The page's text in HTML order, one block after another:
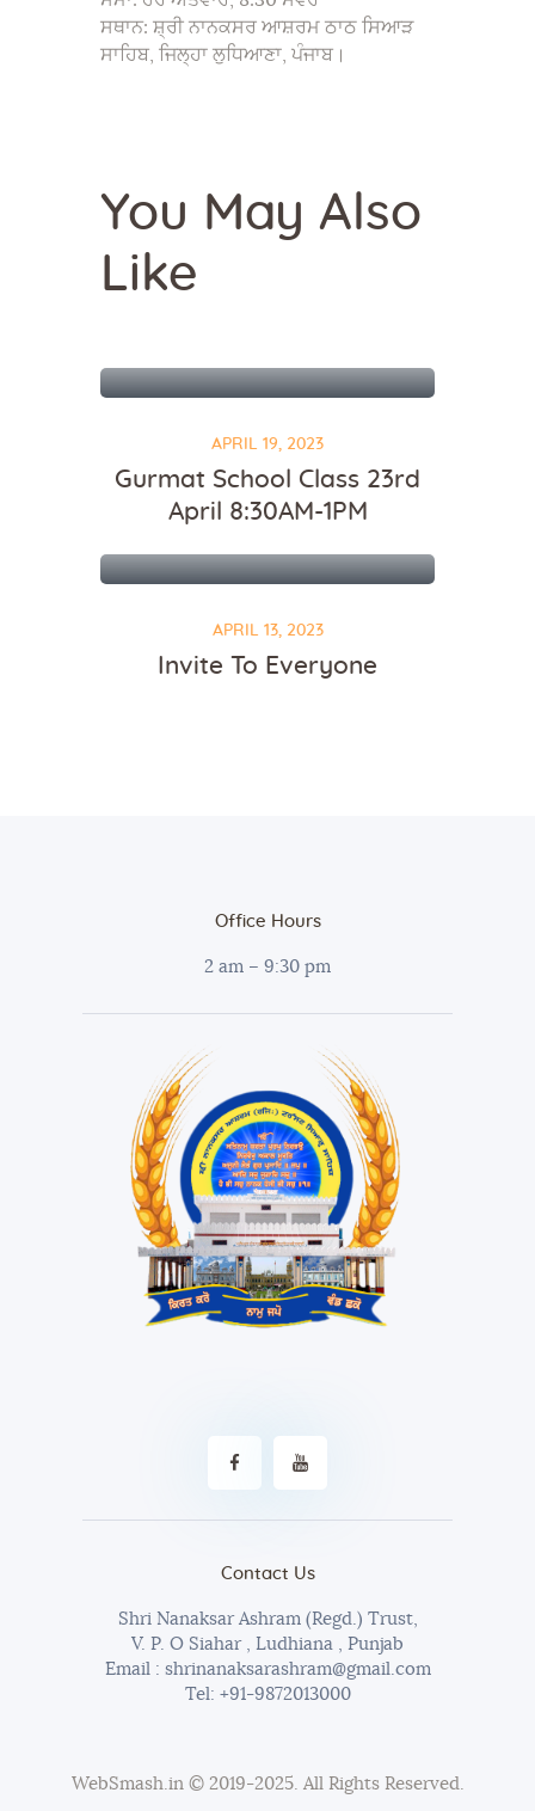
ਸਥਾਨ: ਸ਼੍ਰੀ ਨਾਨਕਸਰ ਆਸ਼ਰਮ ਠਾਠ ਸਿਆੜ
ਸਾਹਿਬ, ਜਿਲ੍ਹਾ ਲੁਧਿਆਣਾ, ਪੰਜਾਬ।
You May Also
Like
APRIL 19, 2023
Gurmat School Class 23rd
April 8:30AM-1PM
APRIL 13, 2023
Invite To Everyone
Office Hours
2 am – 9:30 pm
Contact Us
Shri Nanaksar Ashram (Regd.) Trust,
V. P. O Siahar , Ludhiana , Punjab
Email : shrinanaksarashram@gmail.com
Tel: +91-9872013000
WebSmash.in © 2019-2025. All Rights Reserved.